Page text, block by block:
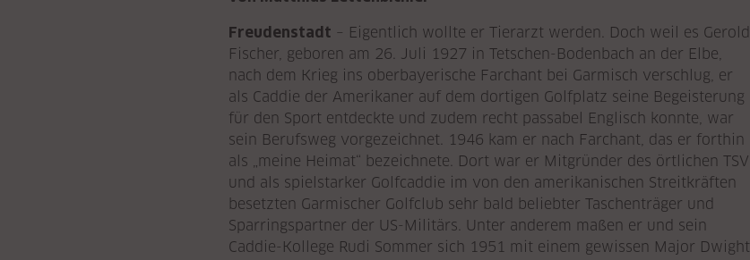
Freudenstadt – Eigentlich wollte er Tierarzt werden. Doch weil es Gerold
Fischer, geboren am 26. Juli 1927 in Tetschen-Bodenbach an der Elbe,
nach dem Krieg ins oberbayerische Farchant bei Garmisch verschlug, er
als Caddie der Amerikaner auf dem dortigen Golfplatz seine Begeisterung
für den Sport entdeckte und zudem recht passabel Englisch konnte, war
sein Berufsweg vorgezeichnet. 1946 kam er nach Farchant, das er forthin
als „meine Heimat“ bezeichnete. Dort war er Mitgründer des örtlichen TSV
und als spielstarker Golfcaddie im von den amerikanischen Streitkräften
besetzten Garmischer Golfclub sehr bald beliebter Taschenträger und
Sparringspartner der US-Militärs. Unter anderem maßen er und sein
Caddie-Kollege Rudi Sommer sich 1951 mit einem gewissen Major Dwight